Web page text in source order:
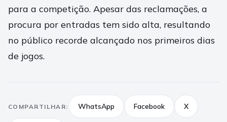
para a competição. Apesar das reclamações, a
procura por entradas tem sido alta, resultando
no público recorde alcançado nos primeiros dias
de jogos.
COMPARTILHAR: WhatsApp Facebook X